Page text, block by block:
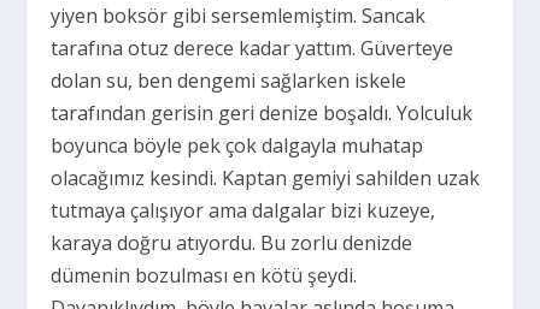
yiyen boksör gibi sersemlemiştim. Sancak
tarafına otuz derece kadar yattım. Güverteye
dolan su, ben dengemi sağlarken iskele
tarafından gerisin geri denize boşaldı. Yolculuk
boyunca böyle pek çok dalgayla muhatap
olacağımız kesindi. Kaptan gemiyi sahilden uzak
tutmaya çalışıyor ama dalgalar bizi kuzeye,
karaya doğru atıyordu. Bu zorlu denizde
dümenin bozulması en kötü şeydi.